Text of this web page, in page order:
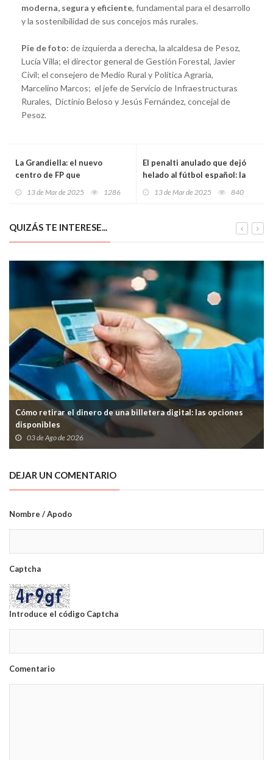
moderna, segura y eficiente, fundamental para el desarrollo
y la sostenibilidad de sus concejos más rurales.
Pie de foto: de izquierda a derecha, la alcaldesa de Pesoz,
Lucía Villa; el director general de Gestión Forestal, Javier
Civil; el consejero de Medio Rural y Política Agraria,
Marcelino Marcos; el jefe de Servicio de Infraestructuras
Rurales, Dictinio Beloso y Jesús Fernández, concejal de
Pesoz.
La Grandiella: el nuevo
centro de FP que
13 de Mar de 2025 1286
El penalti anulado que dejó
helado al fútbol español: la
13 de Mar de 2025 840
QUIZÁS TE INTERESE...
Cómo retirar el dinero de una billetera digital: las opciones
disponibles
03 de Ago de 2026
DEJAR UN COMENTARIO
Nombre / Apodo
Captcha
Introduce el código Captcha
Comentario